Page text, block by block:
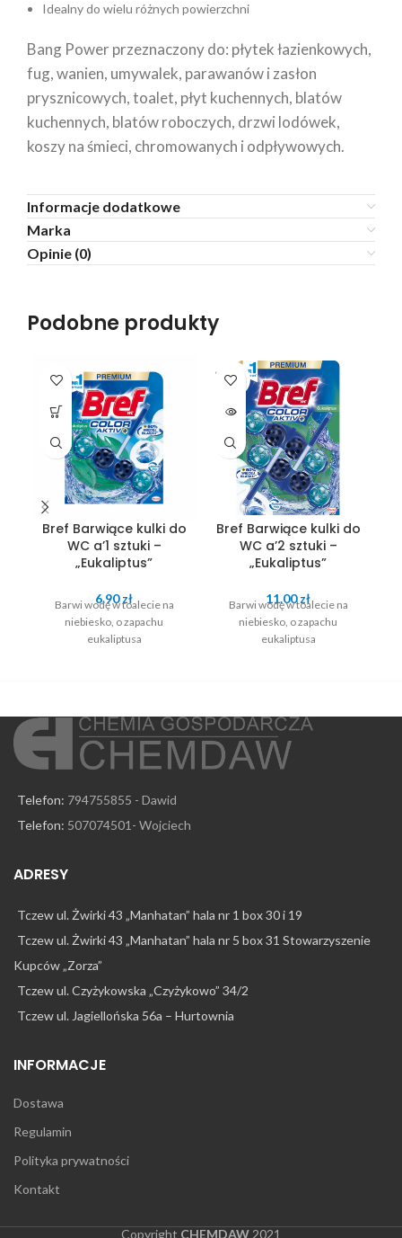
Idealny do wielu różnych powierzchni
Bang Power przeznaczony do: płytek łazienkowych,
fug, wanien, umywalek, parawanów i zasłon
prysznicowych, toalet, płyt kuchennych, blatów
kuchennych, blatów roboczych, drzwi lodówek,
koszy na śmieci, chromowanych i odpływowych.
Informacje dodatkowe
Marka
Opinie (0)
Podobne produkty
Bref Barwiące kulki do
WC a’1 sztuki –
„Eukaliptus”
6.90zł
Barwi wodę w toalecie na
niebiesko, o zapachu
eukaliptusa
SOLD
OUT
Bref Barwiące kulki do
WC a’2 sztuki –
„Eukaliptus”
11.00zł
Barwi wodę w toalecie na
niebiesko, o zapachu
eukaliptusa
Telefon: 794755855 - Dawid
Telefon: 507074501- Wojciech
ADRESY
Tczew ul. Żwirki 43 „Manhatan” hala nr 1 box 30 i 19
Tczew ul. Żwirki 43 „Manhatan” hala nr 5 box 31 Stowarzyszenie
Kupców „Zorza”
Tczew ul. Czyżykowska „Czyżykowo” 34/2
Tczew ul. Jagiellońska 56a – Hurtownia
INFORMACJE
Dostawa
Regulamin
Polityka prywatności
Kontakt
Copyright CHEMDAW 2021